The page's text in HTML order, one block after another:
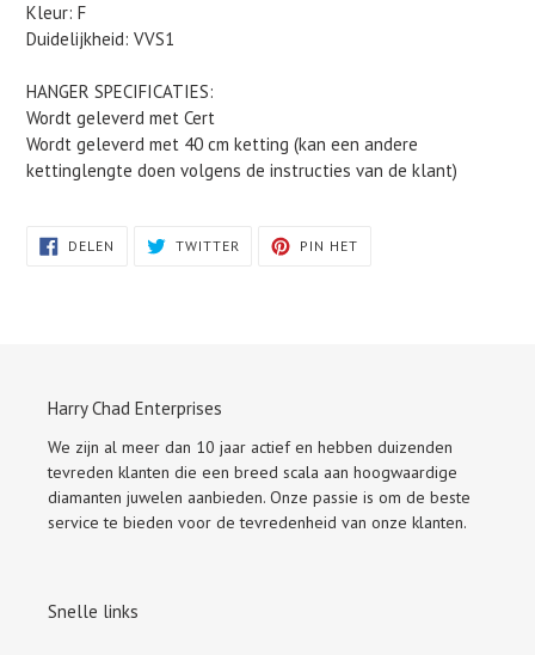
Kleur: F
Duidelijkheid: VVS1
HANGER SPECIFICATIES:
Wordt geleverd met Cert
Wordt geleverd met 40 cm ketting (kan een andere
kettinglengte doen volgens de instructies van de klant)
DELEN DELEN
TWITTER TWITTEREN
OP
PIN HET
Harry Chad Enterprises
We zijn al meer dan 10 jaar actief en hebben duizenden
tevreden klanten die een breed scala aan hoogwaardige
diamanten juwelen aanbieden. Onze passie is om de beste
service te bieden voor de tevredenheid van onze klanten.
Snelle links